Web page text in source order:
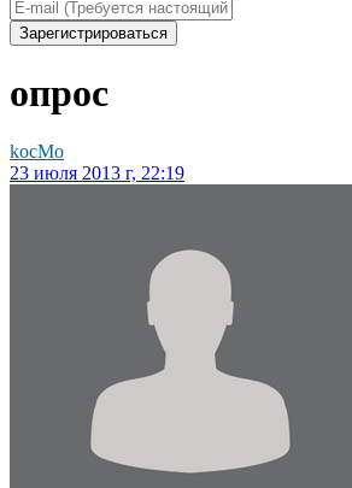
Зарегистрироваться
опрос
kocMo
23 июля 2013 г, 22:19